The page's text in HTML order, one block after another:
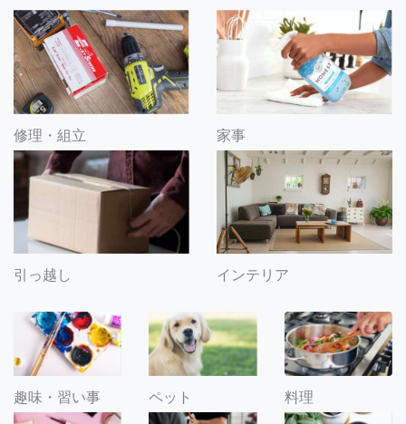
修理・組立 家事
引っ越し インテリア
趣味・習い事 ペット 料理